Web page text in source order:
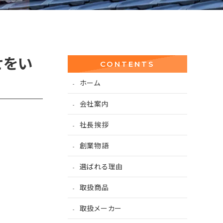
い CONTENTS
ホーム
会社案内
社長挨拶
創業物語
選ばれる理由
取扱商品
取扱メーカー